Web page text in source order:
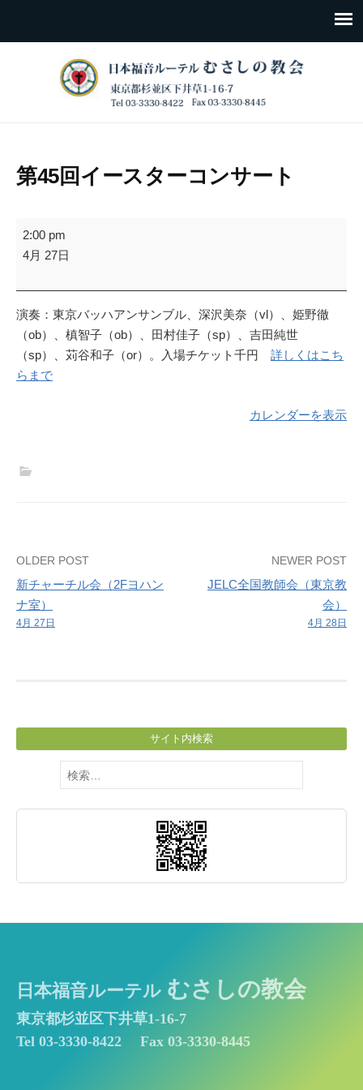
第45回イースターコンサート
第
45
イ
ー
ス
タ
ー
ト
2:00 pm
4月 27日
演奏：東京バッハアンサンブル、深沢美奈（vl）、姫野徹
（ob）、槙智子（ob）、田村佳子（sp）、吉田純世
（sp）、苅谷和子（or）。入場チケット千円 詳しくはこち
らまで
カレンダーを表示
Post
navigation
OLDER POST
新チャーチル会（2Fヨハン
ナ室）
4月 27日
NEWER POST
JELC全国教師会（東京教
会）
4月 28日
サイト内検索
検
索:
日本福音ルーテル むさしの教会
東京都杉並区下井草1-16-7
Tel 03-3330-8422
Fax 03-3330-8445